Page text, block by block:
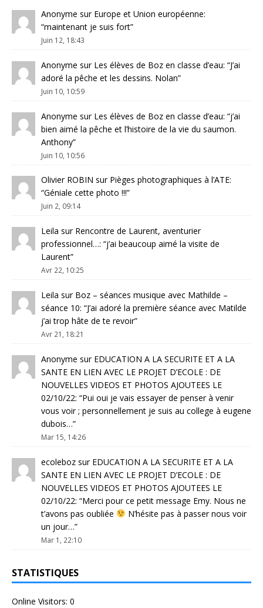
Anonyme sur Europe et Union européenne:
“maintenant je suis fort”
Juin 12, 18:43
Anonyme sur Les élèves de Boz en classe d’eau: “J’ai
adoré la pêche et les dessins. Nolan”
Juin 10, 10:59
Anonyme sur Les élèves de Boz en classe d’eau: “j’ai
bien aimé la pêche et l’histoire de la vie du saumon.
Anthony”
Juin 10, 10:56
Olivier ROBIN sur Pièges photographiques à l’ATE:
“Géniale cette photo !!!”
Juin 2, 09:14
Leila sur Rencontre de Laurent, aventurier
professionnel…: “j’ai beaucoup aimé la visite de
Laurent”
Avr 22, 10:25
Leila sur Boz – séances musique avec Mathilde –
séance 10: “J’ai adoré la première séance avec Matilde
j’ai trop hâte de te revoir”
Avr 21, 18:21
Anonyme sur EDUCATION A LA SECURITE ET A LA
SANTE EN LIEN AVEC LE PROJET D’ECOLE : DE
NOUVELLES VIDEOS ET PHOTOS AJOUTEES LE
02/10/22: “Pui oui je vais essayer de penser à venir
vous voir ; personnellement je suis au college à eugene
dubois…”
Mar 15, 14:26
ecoleboz sur EDUCATION A LA SECURITE ET A LA
SANTE EN LIEN AVEC LE PROJET D’ECOLE : DE
NOUVELLES VIDEOS ET PHOTOS AJOUTEES LE
02/10/22: “Merci pour ce petit message Emy. Nous ne
t’avons pas oubliée
N’hésite pas à passer nous voir
un jour…”
Mar 1, 22:10
STATISTIQUES
Online Visitors: 0